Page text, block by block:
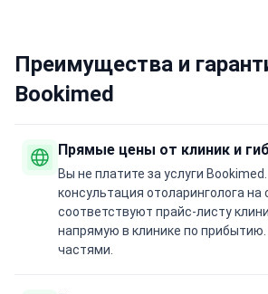
Преимущества и
Bookimed
Прямые цены от клиник и
Вы не платите за услуги
консультация отоларинголога на
соответствуют прайс-листу
напрямую в клинике по
частями.